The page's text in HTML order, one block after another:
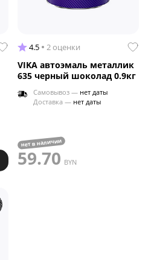
4.5 2 оценки
VIKA автоэмаль металлик
635 черный шоколад 0.9кг
Самовывоз — нет даты
Доставка — нет даты
нет в наличии
59.70 BYN